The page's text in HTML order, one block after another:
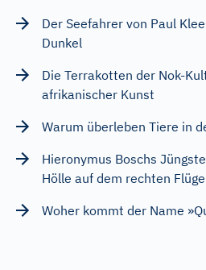
Der Seefahrer von Paul
Dunkel
Die Terrakotten der Nok-
afrikanischer Kunst
Warum überleben Tiere in
Hieronymus Boschs
Hölle auf dem rechten
Woher kommt der Name